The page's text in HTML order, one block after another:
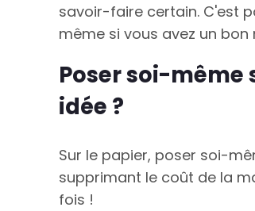
savoir-faire certain. C'est
même si vous avez un
Poser soi-même
idée ?
Sur le papier, poser soi-
supprimant le coût de la
fois !